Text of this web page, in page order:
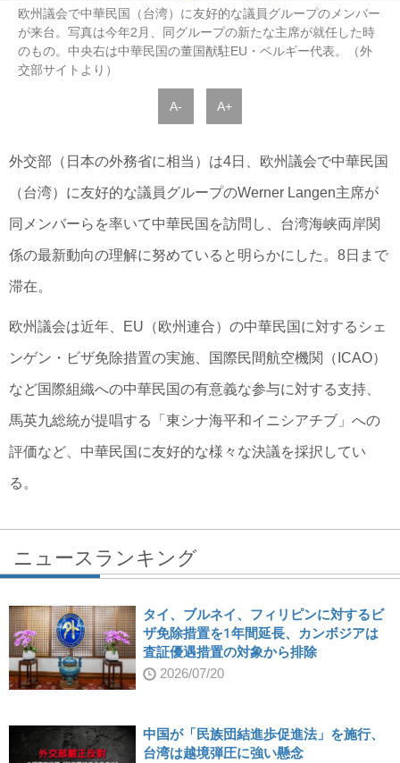
欧州議会で中華民国（台湾）に友好的な議員グループのメンバー
が来台。写真は今年2月、同グループの新たな主席が就任した時
のもの。中央右は中華民国の董国猷駐EU・ベルギー代表。（外
交部サイトより）
A- A+
外交部（日本の外務省に相当）は4日、欧州議会で中華民国
（台湾）に友好的な議員グループのWerner Langen主席が
同メンバーらを率いて中華民国を訪問し、台湾海峡両岸関
係の最新動向の理解に努めていると明らかにした。8日まで
滞在。
欧州議会は近年、EU（欧州連合）の中華民国に対するシェ
ンゲン・ビザ免除措置の実施、国際民間航空機関（ICAO）
など国際組織への中華民国の有意義な参与に対する支持、
馬英九総統が提唱する「東シナ海平和イニシアチブ」への
評価など、中華民国に友好的な様々な決議を採択してい
る。
ニュースランキング
タイ、ブルネイ、フィリピンに対するビ
ザ免除措置を1年間延長、カンボジアは
査証優遇措置の対象から排除
2026/07/20
中国が「民族団結進歩促進法」を施行、
台湾は越境弾圧に強い懸念